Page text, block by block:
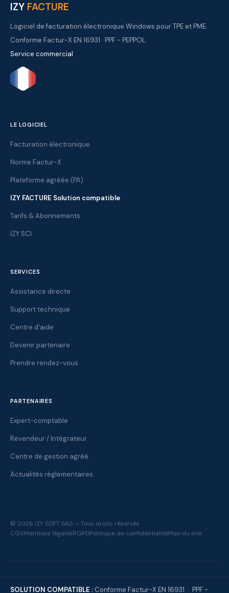
IZY FACTURE
Logiciel de facturation électronique Windows pour TPE et PME.
Conforme Factur-X EN 16931 · PPF - PEPPOL.
Service commercial
LE LOGICIEL
Facturation électronique
Norme Factur-X
Plateforme agréée (PA)
IZY FACTURE Solution compatible
Tarifs & Abonnements
IZY SCI
SERVICES
Assistance directe
Support technique
Centre d'aide
Devenir partenaire
Prendre rendez-vous
PARTENAIRES
Expert-comptable
Revendeur / Intégrateur
Centre de gestion agréé
Actualités réglementaires
© 2026 IZY SOFT SAS — Tous droits réservés
CGVMentions légalesRGPDPolitique de confidentialitéPlan du site
SOLUTION COMPATIBLE : Conforme Factur-X EN 16931 · PPF -